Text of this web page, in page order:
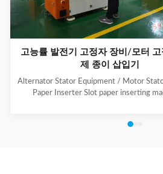
고능률 발전기 고정자 장비/모터 고
제 종이 삽입기
Alternator Stator Equipment / Motor
Paper Inserter Slot paper inserting
as paper feeding, forming, folding,